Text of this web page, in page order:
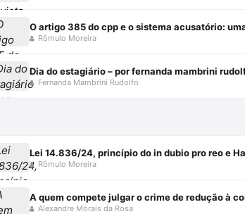
O artigo 385 do cpp e o sistema acusatório:
Rômulo Moreira
Dia do estagiário – por fernanda mambrini
Fernanda Mambrini Rudolfo
Lei 14.836/24, princípio do in dubio pro reo e
Rômulo Moreira
A quem compete julgar o crime de redução à
Alexandre Morais da Rosa